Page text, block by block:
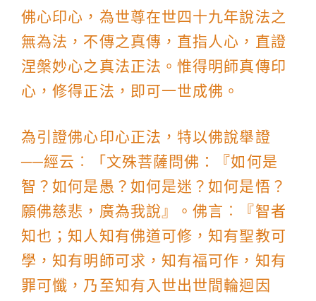
佛心印心，為世尊在世四十九年說法之
無為法，不傳之真傳，直指人心，直證
涅槃妙心之真法正法。惟得明師真傳印
心，修得正法，即可一世成佛。
為引證佛心印心正法，特以佛說舉證
──經云︰「文殊菩薩問佛：『如何是
智？如何是愚？如何是迷？如何是悟？
願佛慈悲，廣為我說』。佛言︰『智者
知也；知人知有佛道可修，知有聖教可
學，知有明師可求，知有福可作，知有
罪可懺，乃至知有入世出世間輪迴因